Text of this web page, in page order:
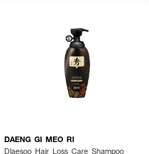
DAENG GI MEO RI
Dlaesoo Hair Loss Care Shampoo